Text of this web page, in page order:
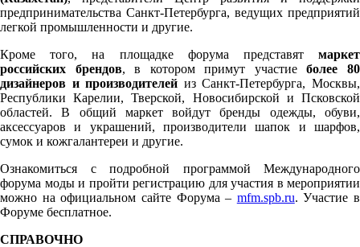
предпринимательства Санкт-Петербурга, ведущих предприятий
легкой промышленности и другие.
Кроме того, на площадке форума представят маркет
российских брендов, в котором примут участиеболее 80
дизайнеров и производителей из Санкт-Петербурга, Москвы,
Республики Карелии, Тверской, Новосибирской и Псковской
областей. В общий маркет войдут бренды одежды, обуви,
аксессуаров и украшений, производители шапок и шарфов,
сумок и кожгалантереи и другие.
Ознакомиться с подробной программой Международного
форума моды и пройти регистрацию для участия в мероприятии
можно на официальном сайте Форума – mfm.spb.ru. Участие в
Форуме бесплатное.
СПРАВОЧНО